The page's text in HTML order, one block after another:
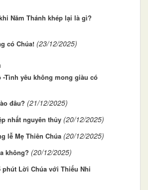
Năm Thánh khép lại là gì?
có Chúa! (23/12/2025)
Tình yêu không mong giàu có
đâu? (21/12/2025)
nhất nguyên thủy (20/12/2025)
lễ Mẹ Thiên Chúa (20/12/2025)
không? (20/12/2025)
phút Lời Chúa với Thiếu Nhi